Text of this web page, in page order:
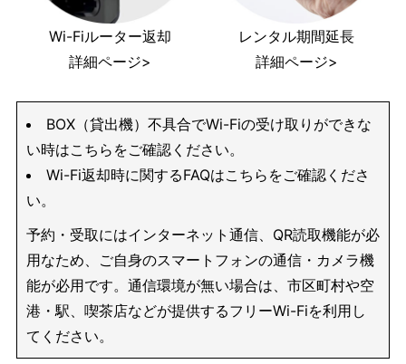
Wi-Fiルーター返却
詳細ページ>
レンタル期間延長
詳細ページ>
BOX（貸出機）不具合でWi-Fiの受け取りができな
い時はこちらをご確認ください。
Wi-Fi返却時に関するFAQはこちらをご確認くださ
い。
予約・受取にはインターネット通信、QR読取機能が必
用なため、ご自身のスマートフォンの通信・カメラ機
能が必用です。通信環境が無い場合は、市区町村や空
港・駅、喫茶店などが提供するフリーWi-Fiを利用し
てください。